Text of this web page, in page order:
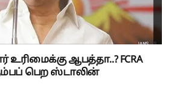
ஆபத்தா..? FCRA
பெற ஸ்டாலின்